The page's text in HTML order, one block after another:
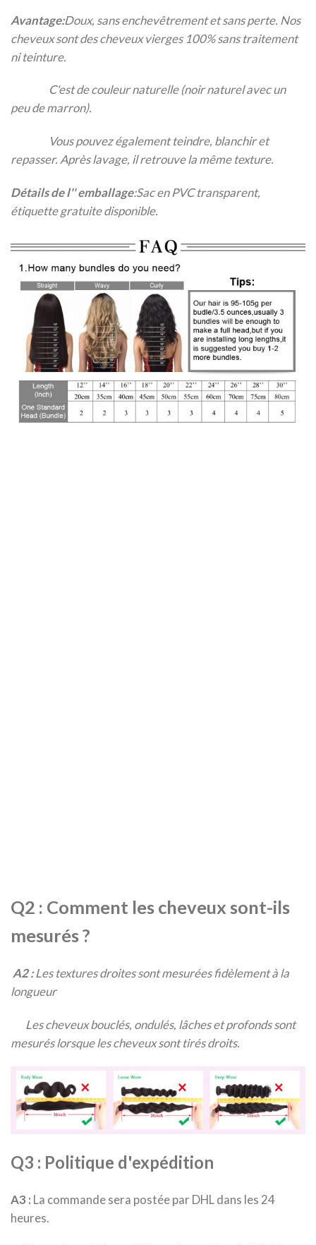
Avantage:Doux, sans enchevêtrement et sans perte. Nos
cheveux sont des cheveux vierges 100% sans traitement
ni teinture.
C'est de couleur naturelle (noir naturel avec un
peu de marron).
Vous pouvez également teindre, blanchir et
repasser. Après lavage, il retrouve la même texture.
Détails de l'' emballage:Sac en PVC transparent,
étiquette gratuite disponible.
Q2 : Comment les cheveux sont-ils
mesurés ?
A2 :Les textures droites sont mesurées fidèlement à la
longueur
Les cheveux bouclés, ondulés, lâches et profonds sont
mesurés lorsque les cheveux sont tirés droits.
Q3 : Politique d'expédition
A3 : La commande sera postée par DHL dans les 24
heures.